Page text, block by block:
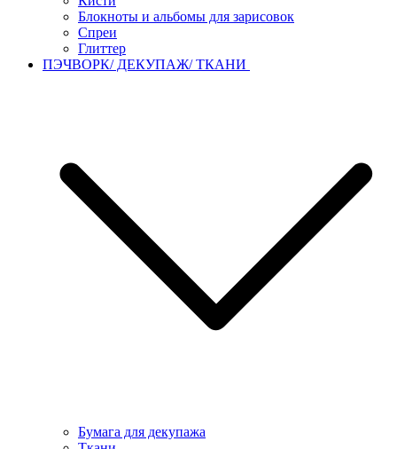
Блокноты и альбомы для зарисовок
Спреи
Глиттер
ПЭЧВОРК/ ДЕКУПАЖ/ ТКАНИ
Бумага для декупажа